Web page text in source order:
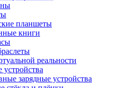
планшеты
книги
реальности
устройства
зарядные устройства